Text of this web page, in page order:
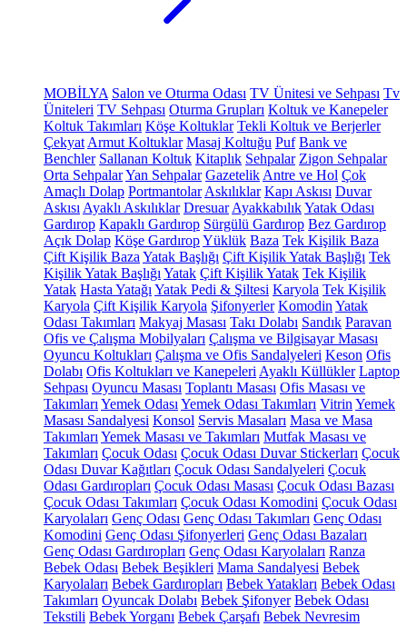
MOBİLYA Salon ve Oturma Odası TV Ünitesi ve Sehpası Tv
Üniteleri TV Sehpası Oturma Grupları Koltuk ve Kanepeler
Koltuk Takımları Köşe Koltuklar Tekli Koltuk ve Berjerler
Çekyat Armut Koltuklar Masaj Koltuğu Puf Bank ve
Benchler Sallanan Koltuk Kitaplık Sehpalar Zigon Sehpalar
Orta SehpalarYan Sehpalar Gazetelik Antre ve Hol Çok
Amaçlı Dolap Portmantolar Askılıklar Kapı Askısı Duvar
Askısı Ayaklı Askılıklar Dresuar AyakkabılıkYatak Odası
Gardırop Kapaklı Gardırop Sürgülü Gardırop Bez Gardırop
Açık Dolap Köşe GardıropYüklük Baza Tek Kişilik Baza
Çift Kişilik Baza Yatak Başlığı Çift Kişilik Yatak Başlığı Tek
Kişilik Yatak Başlığı Yatak Çift Kişilik Yatak Tek Kişilik
Yatak Hasta Yatağı Yatak Pedi & Şiltesi Karyola Tek Kişilik
Karyola Çift Kişilik Karyola Şifonyerler Komodin Yatak
Odası Takımları Makyaj Masası Takı Dolabı Sandık Paravan
Ofis ve Çalışma Mobilyaları Çalışma ve Bilgisayar Masası
Oyuncu Koltukları Çalışma ve Ofis Sandalyeleri Keson Ofis
Dolabı Ofis Koltukları ve Kanepeleri Ayaklı Küllükler Laptop
Sehpası Oyuncu Masası Toplantı Masası Ofis Masası ve
Takımları Yemek Odası Yemek Odası Takımları Vitrin Yemek
Masası Sandalyesi Konsol Servis Masaları Masa ve Masa
Takımları Yemek Masası ve Takımları Mutfak Masası ve
Takımları Çocuk Odası Çocuk Odası Duvar Stickerları Çocuk
Odası Duvar Kağıtları Çocuk Odası Sandalyeleri Çocuk
Odası Gardıropları Çocuk Odası Masası Çocuk Odası Bazası
Çocuk Odası Takımları Çocuk Odası Komodini Çocuk Odası
Karyolaları Genç Odası Genç Odası Takımları Genç Odası
Komodini Genç Odası Şifonyerleri Genç Odası Bazaları
Genç Odası Gardıropları Genç Odası Karyolaları Ranza
Bebek Odası Bebek Beşikleri Mama Sandalyesi Bebek
Karyolaları Bebek Gardıropları Bebek Yatakları Bebek Odası
Takımları Oyuncak Dolabı Bebek Şifonyer Bebek Odası
Tekstili Bebek Yorganı Bebek Çarşafı Bebek Nevresim